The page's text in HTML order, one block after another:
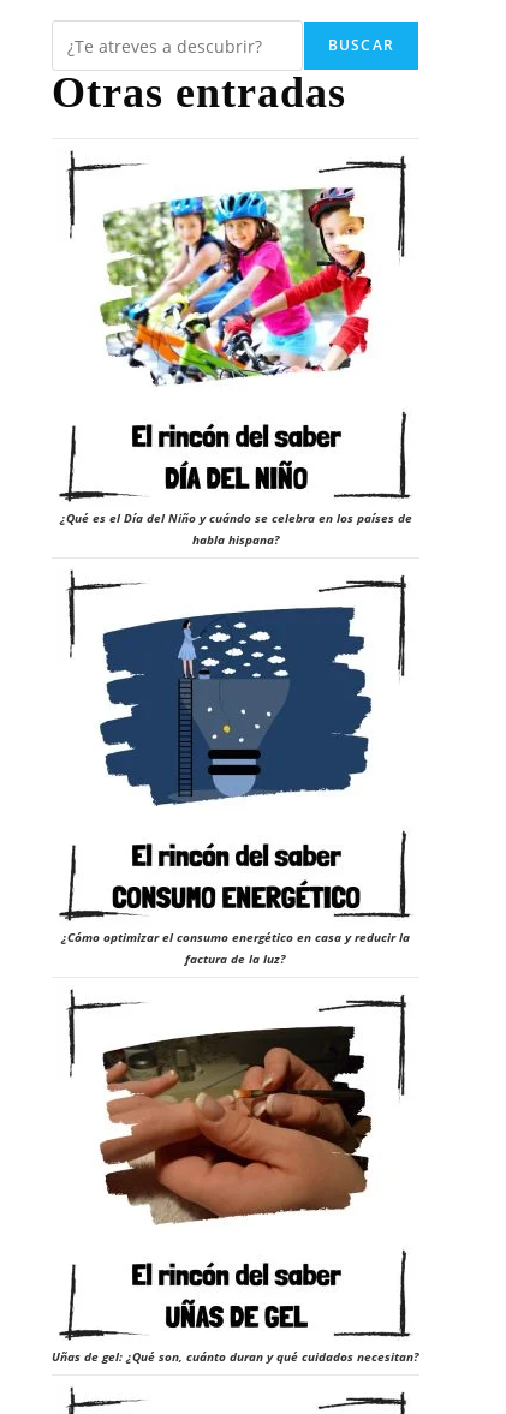
BUSCAR
Otras entradas
¿Qué es el Día del Niño y cuándo se celebra en los países de
habla hispana?
¿Cómo optimizar el consumo energético en casa y reducir la
factura de la luz?
Uñas de gel: ¿Qué son, cuánto duran y qué cuidados necesitan?